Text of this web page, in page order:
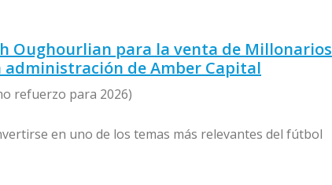
Oughourlian para la venta de Millonarios
de Amber Capital
refuerzo para 2026)
en uno de los temas más relevantes del fútbol